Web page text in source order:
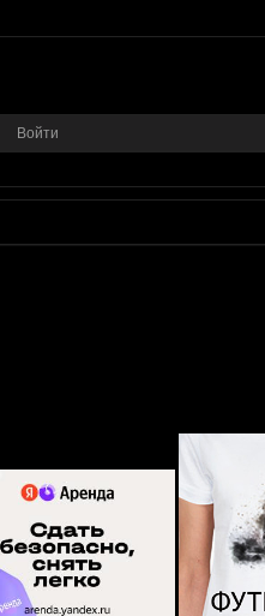
Войти